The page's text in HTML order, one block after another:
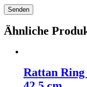
Ähnliche
Rattan